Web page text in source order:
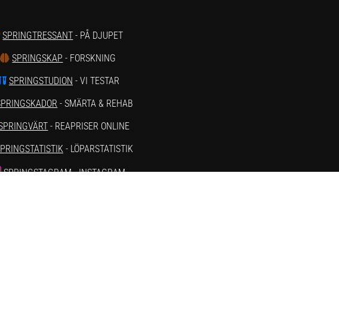
SPRINGTRESSANT - PÅ DJUPET
SPRINGSKAP - FORSKNING
SPRINGSTUDION - VI TESTAR
- SMÄRTA & REHAB
- REAPRISER ONLINE
- LÖPARSTATISTIK
SPRINGSTAGRAM- INSTAGRAM